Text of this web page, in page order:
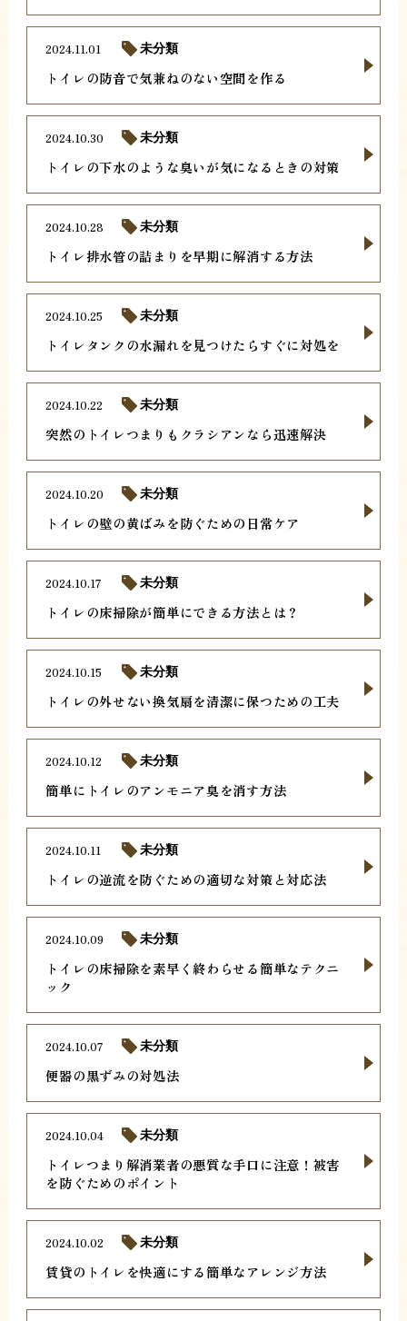
トイレの防音で気兼ねのない空間を作る
2024.11.01 未分類
トイレの下水のような臭いが気になるときの対策
2024.10.30 未分類
トイレ排水管の詰まりを早期に解消する方法
2024.10.28 未分類
トイレタンクの水漏れを見つけたらすぐに対処を
2024.10.25 未分類
突然のトイレつまりもクラシアンなら迅速解決
2024.10.22 未分類
トイレの壁の黄ばみを防ぐための日常ケア
2024.10.20 未分類
トイレの床掃除が簡単にできる方法とは？
2024.10.17 未分類
トイレの外せない換気扇を清潔に保つための工夫
2024.10.15 未分類
簡単にトイレのアンモニア臭を消す方法
2024.10.12 未分類
トイレの逆流を防ぐための適切な対策と対応法
2024.10.11 未分類
トイレの床掃除を素早く終わらせる簡単なテクニ
ック
2024.10.09 未分類
便器の黒ずみの対処法
2024.10.07 未分類
トイレつまり解消業者の悪質な手口に注意！被害
を防ぐためのポイント
2024.10.04 未分類
賃貸のトイレを快適にする簡単なアレンジ方法
2024.10.02 未分類